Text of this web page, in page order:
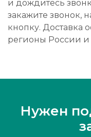
и дождитесь
закажите звонок,
кнопку. Доставка
регионы России и
Нужен